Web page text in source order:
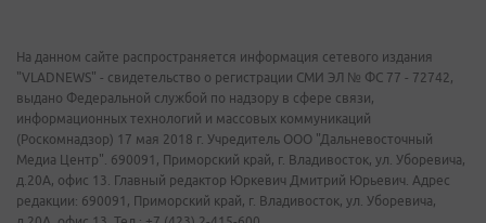
На данном сайте распространяется информация сетевого издания
"VLADNEWS" - свидетельство о регистрации СМИ ЭЛ № ФС 77 - 72742,
выдано Федеральной службой по надзору в сфере связи,
информационных технологий и массовых коммуникаций
(Роскомнадзор) 17 мая 2018 г. Учредитель ООО "Дальневосточный
Медиа Центр". 690091, Приморский край, г. Владивосток, ул. Уборевича,
д.20А, офис 13. Главный редактор Юркевич Дмитрий Юрьевич. Адрес
редакции: 690091, Приморский край, г. Владивосток, ул. Уборевича,